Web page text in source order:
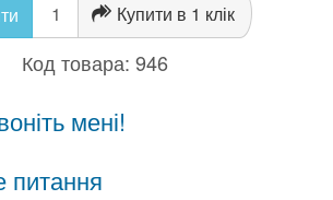
Купити в 1 клік
Код товара: 946
мені!
питання